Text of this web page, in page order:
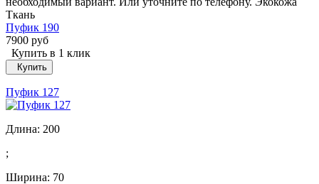
Ткань
Пуфик 190
7900 руб
Купить в 1 клик
Купить
Пуфик 127
Длина: 200
;
Ширина: 70